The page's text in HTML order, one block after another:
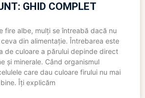
GHID COMPLET
fire albe, mulți se întreabă dacă nu
din alimentație. Întrebarea este
de culoare a părului depinde direct
și minerale. Când organismul
care dau culoare firului nu mai
Îți explicăm